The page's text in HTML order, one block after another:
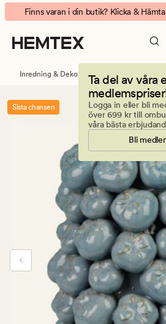
Daphne
vas
gråblå
Animerad
banner.
Klicka
på
att
pausa.
Finns varan i din butik? Klicka &
Ta del av våra
Logga in eller bli
över 699 kr till
våra bästa
Bli
Inredning & Dekorationer
Sista chansen